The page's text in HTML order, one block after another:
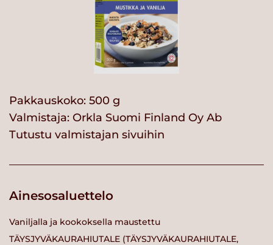
Pakkauskoko: 500 g
Valmistaja: Orkla Suomi Finland Oy Ab
Tutustu valmistajan sivuihin
Ainesosaluettelo
Vaniljalla ja kookoksella maustettu
TÄYSJYVÄKAURAHIUTALE (TÄYSJYVÄKAURAHIUTALE,